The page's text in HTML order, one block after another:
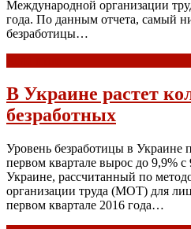
Международной организации
года. По данным отчета, самый
безработицы…
В Украине растет
безработных
Уровень безработицы в
первом квартале вырос до 9,9%
Украине, рассчитанный по
организации труда (МОТ) для лиц
первом квартале 2016 года…